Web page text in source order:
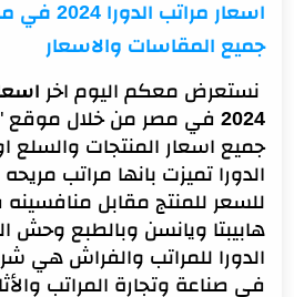
المقاسات والاسعار
اسعار المراتب الدورا التركى فى مصر 2024
اسعار مراتب الدورا الطبية في مصر 2024
اسعار مراتب الدورا فلامنجو 2024 في مصر
نصائح قبل شراء مرتبة جديدة، من
التالية:
تعليمات العناية بالمرتبة:
اسعار
جميع المقاسات والاسعار
نستعرض معكم اليوم اخر
2024 في مصر من خلال موقع
جميع اسعار المنتجات والسلع
الدورا تميزت بانها مراتب
للسعر للمنتج مقابل
هابيبتا ويانسن وبالطبع
الدورا للمراتب والفراش هي